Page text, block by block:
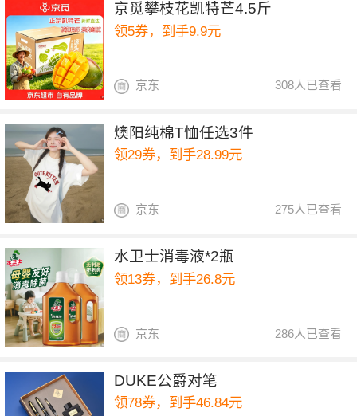
京觅攀枝花凯特芒4.5斤
领5券，到手9.9元
308人已查看
京东
燠阳纯棉T恤任选3件
领29券，到手28.99元
275人已查看
京东
水卫士消毒液*2瓶
领13券，到手26.8元
286人已查看
京东
DUKE公爵对笔
领78券，到手46.84元